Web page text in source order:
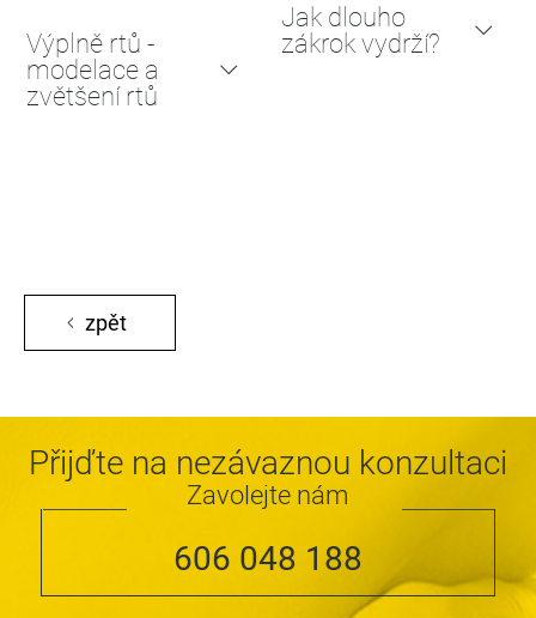
Výplně rtů -
modelace a
zvětšení rtů
Jak dlouho
zákrok vydrží?
zpět
Přijďte na nezávaznou konzultaci
Zavolejte nám
606 048 188